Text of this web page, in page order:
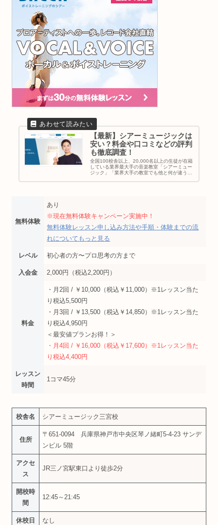
【最新】シアーミュージックは
安い？料金や口コミなどの評判
も徹底調査！
全国100校舎以上、20,000名以上の生徒が在籍
している業界最大手の音楽教室「シアーミュー
ジック」「業界大手の教室でも他と何が違う
無料体験
あり
※現在無料体験キャンペーン実施中！
無料体験レッスン申し込み方法や手順・体験までの流
れについてもっと見る
レベル 初心者の方〜プロ思考の方まで
入会金 2,000円（税込2,200円）
料金
・月2回 / ￥10,000（税込￥11,000）※1レッスン当た
り税込5,500円
・月3回 / ￥13,500（税込￥14,850）※1レッスン当た
り税込4,950円
＜最安値プランお得！＞
・月4回 / ￥16,000（税込￥17,600）※1レッスン当た
り税込4,400円
レッスン
時間
1コマ45分
校舎名 シアーミュージック三宮校
住所
〒651-0094 兵庫県神戸市中央区琴ノ緒町5-4-23 サンデ
ンビル 5階
アクセ
ス
JR三ノ宮駅東口より徒歩2分
開校時
間
12:45～21:45
休校日 なし